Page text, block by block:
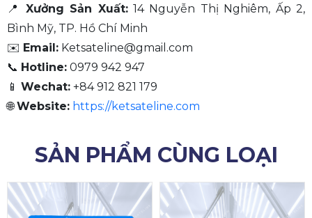
📍 Xưởng Sản Xuất:14 Nguyễn Thị Nghiêm, Ấp 2,
Bình Mỹ, TP. Hồ Chí Minh
✉️ Email: Ketsateline@gmail.com
📞 Hotline: 0979 942 947
📱 Wechat: +84 912 821 179
🌐Website: https://ketsateline.com
SẢN PHẨM CÙNG LOẠI